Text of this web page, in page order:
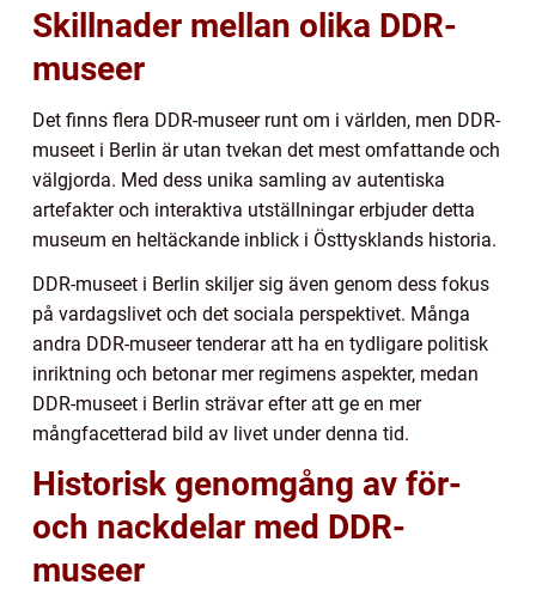
Skillnader mellan olika DDR-
museer
Det finns flera DDR-museer runt om i världen, men DDR-
museet i Berlin är utan tvekan det mest omfattande och
välgjorda. Med dess unika samling av autentiska
artefakter och interaktiva utställningar erbjuder detta
museum en heltäckande inblick i Östtysklands historia.
DDR-museet i Berlin skiljer sig även genom dess fokus
på vardagslivet och det sociala perspektivet. Många
andra DDR-museer tenderar att ha en tydligare politisk
inriktning och betonar mer regimens aspekter, medan
DDR-museet i Berlin strävar efter att ge en mer
mångfacetterad bild av livet under denna tid.
Historisk genomgång av för-
och nackdelar med DDR-
museer